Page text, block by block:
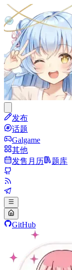
发布
话题
Galgame
其他
发售月历
题库
GitHub